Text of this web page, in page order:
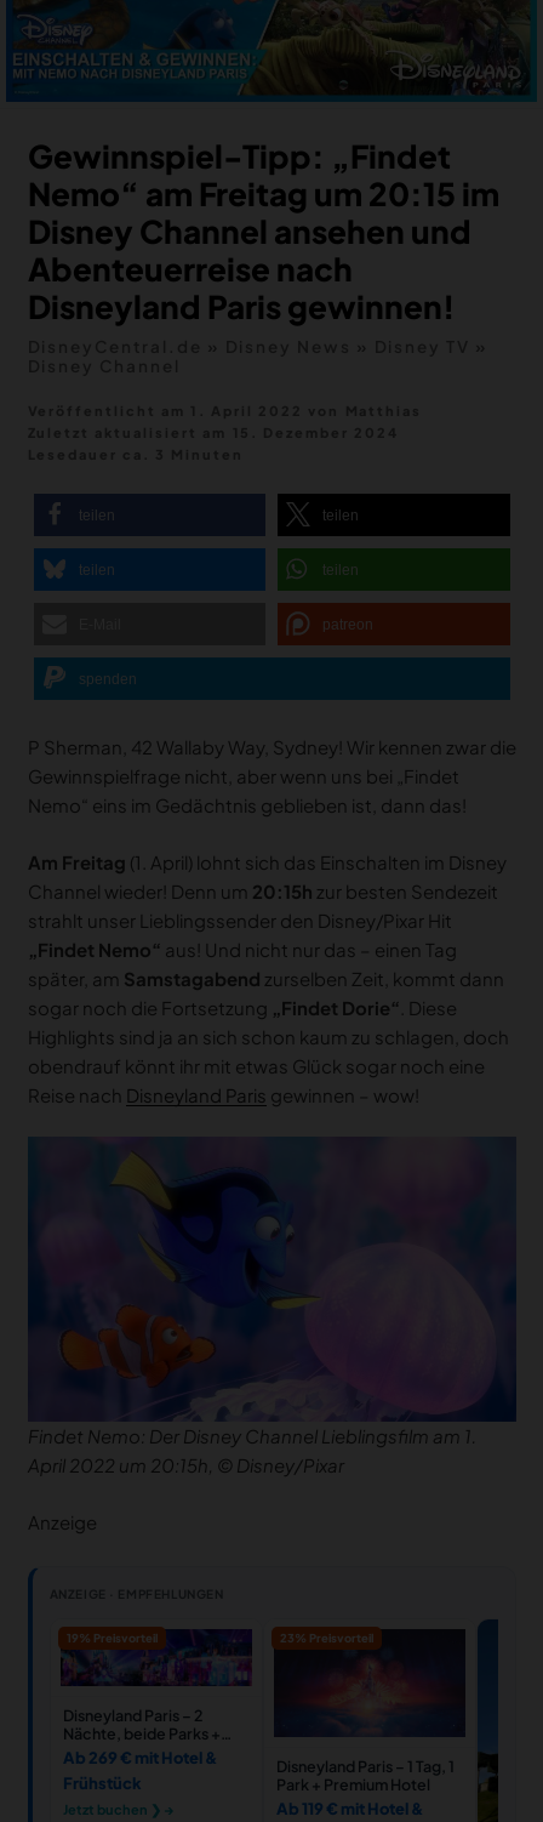
DEALS
MEIN HQ
50
Gewinnspiel-Tipp: „Findet
Nemo“ am Freitag um 20:15 im
Disney Channel ansehen und
Abenteuerreise nach
Disneyland Paris gewinnen!
teilen teilen
teilen teilen
patreon
spenden
P Sherman, 42 Wallaby Way, Sydney! Wir kennen zwar die
Gewinnspielfrage nicht, aber wenn uns bei „Findet
Nemo“ eins im Gedächtnis geblieben ist, dann das!
Am Freitag (1. April) lohnt sich das Einschalten im Disney
Channel wieder! Denn um 20:15h zur besten Sendezeit
strahlt unser Lieblingssender den Disney/Pixar Hit
„Findet Nemo“ aus! Und nicht nur das – einen Tag
später, am Samstagabend zurselben Zeit, kommt dann
sogar noch die Fortsetzung „Findet Dorie“ . Diese
Highlights sind ja an sich schon kaum zu schlagen, doch
obendrauf könnt ihr mit etwas Glück sogar noch eine
Reise nach Disneyland Paris gewinnen – wow!
Findet Nemo: Der Disney Channel Lieblingsfilm am 1.
April 2022 um 20:15h, © Disney/Pixar
Anzeige
ANZEIGE · EMPFEHLUNGEN
19% Preisvorteil
Disneyland Paris – 2
Nächte, beide Parks +
Hotel
Ab 269 € mit Hotel &
Frühstück
Jetzt buchen ❯ →
23% Preisvorteil
Disneyland Paris – 1 Tag, 1
Park + Premium Hotel
Ab 119 € mit Hotel &